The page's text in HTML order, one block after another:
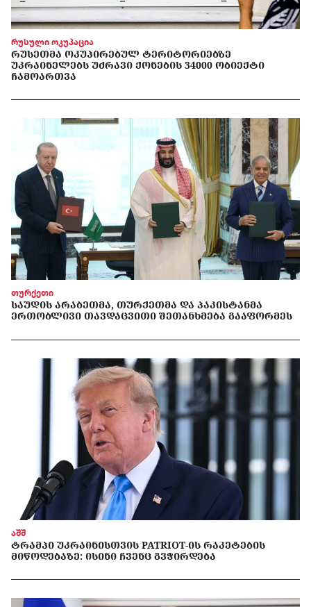
რუსული ოკუპაცია
ᲠᲣᲡᲔᲗᲛᲐ ᲝᲙᲣᲞᲘᲠᲔᲑᲣᲚ ᲢᲔᲠᲘᲢᲝᲠᲘᲔᲑᲖᲔ
ᲣᲙᲠᲐᲘᲜᲔᲚᲔᲑᲡ ᲣᲫᲠᲐᲕᲘ ᲥᲝᲜᲔᲑᲘᲡ 34000 ᲝᲑᲘᲔᲥᲢᲘ
ᲩᲐᲛᲝᲐᲠᲗᲕᲐ
თურქეთი
ᲡᲐᲣᲓᲘᲡ ᲐᲠᲐᲑᲔᲗᲛᲐ, ᲗᲣᲠᲥᲔᲗᲛᲐ ᲓᲐ ᲞᲐᲙᲘᲡᲢᲐᲜᲛᲐ
ᲔᲠᲗᲝᲑᲚᲘᲕᲘ ᲗᲐᲕᲓᲐᲪᲕᲘᲗᲘ ᲨᲔᲗᲐᲜᲮᲛᲔᲑᲐ ᲒᲐᲐᲤᲝᲠᲛᲔᲡ
აშშ
ᲢᲠᲐᲛᲞᲘ ᲣᲙᲠᲐᲘᲜᲘᲡᲗᲕᲘᲡ PATRIOT-ᲘᲡ ᲠᲐᲙᲔᲢᲔᲑᲘᲡ
ᲛᲘᲬᲝᲓᲔᲑᲐᲖᲔ: ᲘᲡᲘᲜᲘ ᲩᲕᲔᲜᲪ ᲒᲕᲭᲘᲠᲓᲔᲑᲐ